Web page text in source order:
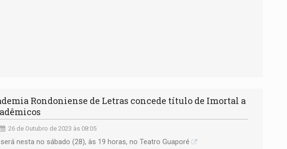
Rondoniense de Letras concede título de Imortal a
26 de Outubro de 2023 às 08:05
nesta no sábado (28), às 19 horas, no Teatro Guaporé